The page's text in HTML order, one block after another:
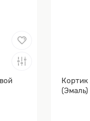
Кортик
(Эмаль)